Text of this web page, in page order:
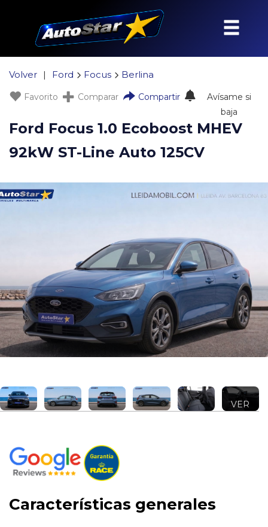
Volver | Ford Focus Berlina
Favorito Comparar Compartir
Avísame si
baja
Ford Focus 1.0 Ecoboost MHEV
92kW ST-Line Auto 125CV
VER
Características generales